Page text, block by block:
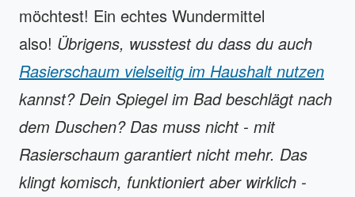
möchtest! Ein echtes Wundermittel
also! Übrigens, wusstest du dass du auch
Rasierschaum vielseitig im Haushalt nutzen
kannst? Dein Spiegel im Bad beschlägt nach
dem Duschen? Das muss nicht - mit
Rasierschaum garantiert nicht mehr. Das
klingt komisch, funktioniert aber wirklich -